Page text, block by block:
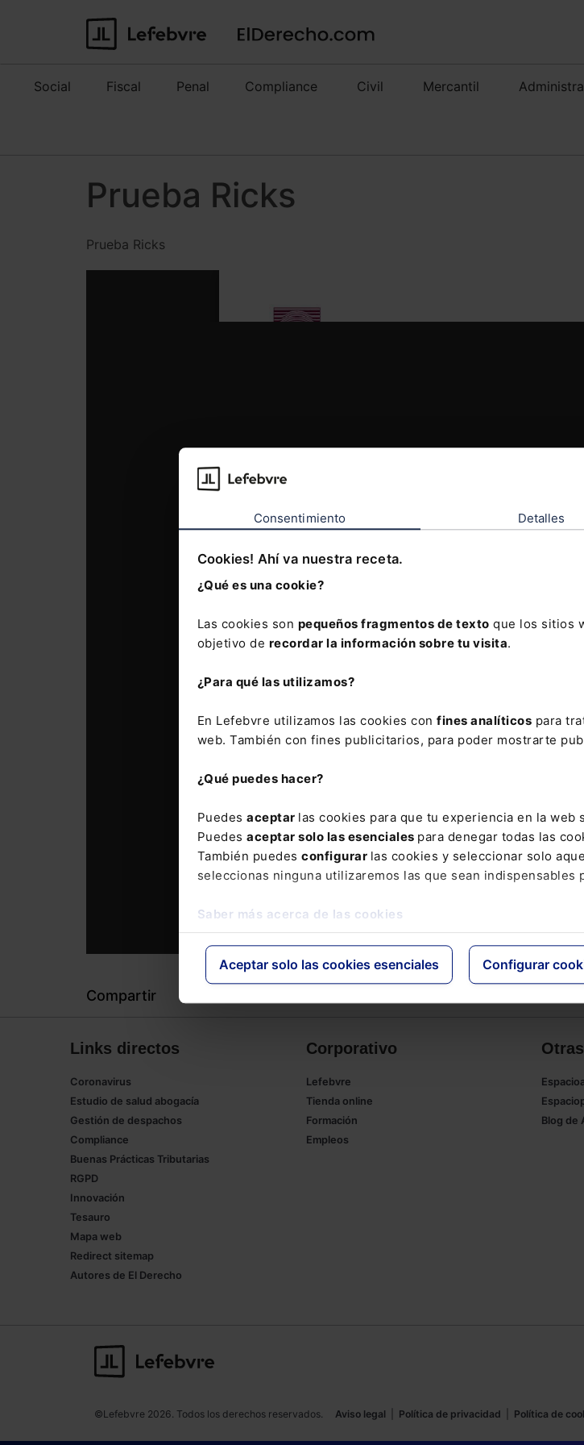
Consentimiento Detalles
Cookies! Ahí va nuestra receta.
¿Qué es una cookie?
Las cookies son pequeños fragmentos de texto que los sitios
objetivo de recordar la información sobre tu visita.
¿Para qué las utilizamos?
En Lefebvre utilizamos las cookies con fines analíticos para
web. También con fines publicitarios, para poder mostrarte
¿Qué puedes hacer?
Puedes aceptar las cookies para que tu experiencia en la web
Puedes aceptar solo las esenciales para denegar todas las
También puedes configurar las cookies y seleccionar solo
seleccionas ninguna utilizaremos las que sean indispensables
Saber más acerca de las cookies
Aceptar solo las cookies esenciales Configurar
Social Fiscal Penal Compliance Civil Mercantil
Prueba Ricks
Prueba Ricks
Compartir
Links directos
Coronavirus
Estudio de salud abogacía
Gestión de despachos
Compliance
Buenas Prácticas Tributarias
RGPD
Innovación
Tesauro
Mapa web
Redirect sitemap
Autores de El Derecho
Corporativo
Lefebvre
Tienda online
Formación
Empleos
Blog de
©Lefebvre 2026. Todos los derechos reservados. Aviso legal Política de privacidad Política de